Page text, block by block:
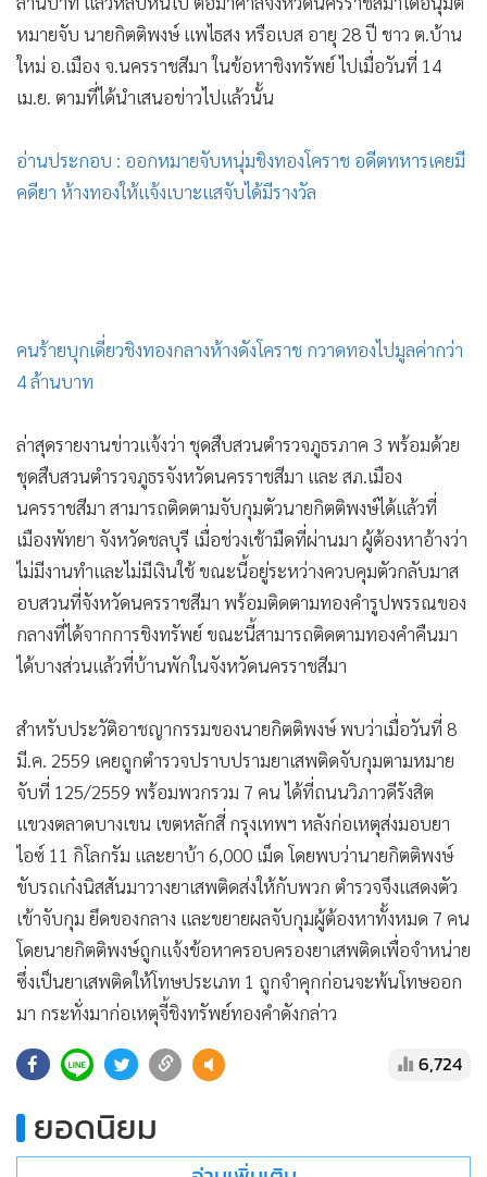
กองทุนรวม
•
Celeb Online
Factcheck
• News1
• Gotomanager
หมายจับ นายกิตติพงษ์ แพไธสง หรือเบส อายุ 28 ปี ชาว ต.บ้าน
ใหม่ อ.เมือง จ.นครราชสีมา ในข้อหาชิงทรัพย์ ไปเมื่อวันที่ 14
เม.ย. ตามที่ได้นำเสนอข่าวไปแล้วนั้น
อ่านประกอบ : ออกหมายจับหนุ่มชิงทองโคราช อดีตทหารเคยมี
คดียา ห้างทองให้แจ้งเบาะแสจับได้มีรางวัล
คนร้ายบุกเดี่ยวชิงทองกลางห้างดังโคราช กวาดทองไปมูลค่ากว่า
4 ล้านบาท
ชุดสืบสวนตำรวจภูธรจังหวัดนครราชสีมา และ สภ.เมือง
นครราชสีมา สามารถติดตามจับกุมตัวนายกิตติพงษ์ได้แล้วที่
เมืองพัทยา จังหวัดชลบุรี เมื่อช่วงเช้ามืดที่ผ่านมา ผู้ต้องหาอ้างว่า
ไม่มีงานทำและไม่มีเงินใช้ ขณะนี้อยู่ระหว่างควบคุมตัวกลับมาส
อบสวนที่จังหวัดนครราชสีมา พร้อมติดตามทองคำรูปพรรณของ
กลางที่ได้จากการชิงทรัพย์ ขณะนี้สามารถติดตามทองคำคืนมา
ได้บางส่วนแล้วที่บ้านพักในจังหวัดนครราชสีมา
สำหรับประวัติอาชญากรรมของนายกิตติพงษ์ พบว่าเมื่อวันที่ 8
มี.ค. 2559 เคยถูกตำรวจปราบปรามยาเสพติดจับกุมตามหมาย
จับที่ 125/2559 พร้อมพวกรวม 7 คน ได้ที่ถนนวิภาวดีรังสิต
แขวงตลาดบางเขน เขตหลักสี่ กรุงเทพฯ หลังก่อเหตุส่งมอบยา
ไอซ์ 11 กิโลกรัม และยาบ้า 6,000 เม็ด โดยพบว่านายกิตติพงษ์
ขับรถเก๋งนิสสันมาวางยาเสพติดส่งให้กับพวก ตำรวจจึงแสดงตัว
เข้าจับกุม ยึดของกลาง และขยายผลจับกุมผู้ต้องหาทั้งหมด 7 คน
โดยนายกิตติพงษ์ถูกแจ้งข้อหาครอบครองยาเสพติดเพื่อจำหน่าย
ซึ่งเป็นยาเสพติดให้โทษประเภท 1 ถูกจำคุกก่อนจะพ้นโทษออก
มา กระทั่งมาก่อเหตุจี้ชิงทรัพย์ทองคำดังกล่าว
ยอดนิยม
อ่านเพิ่มเติม